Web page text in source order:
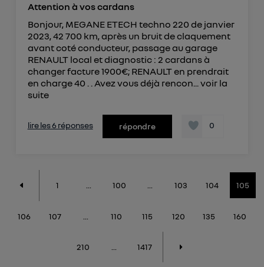
Attention à vos cardans
Bonjour, MEGANE ETECH techno 220 de janvier
2023, 42 700 km, après un bruit de claquement
avant coté conducteur, passage au garage
RENAULT local et diagnostic : 2 cardans à
changer facture 1900€; RENAULT en prendrait
en charge 40 . . Avez vous déjà rencon...voir la
suite
lire les 6 réponses répondre 0
1 100 103 104 105
106 107 110 115 120 135 160
210 1417